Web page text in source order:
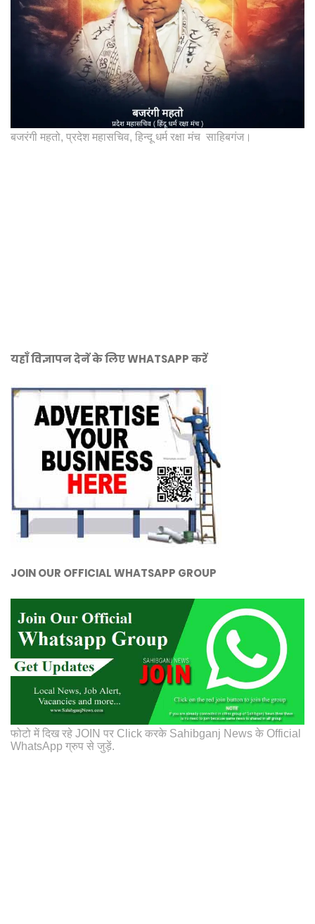
बजरंगी महतो, प्रदेश महासचिव, हिन्दू धर्म रक्षा मंच साहिबगंज।
यहाँ विज्ञापन देनें के लिए WHATSAPP करें
JOIN OUR OFFICIAL WHATSAPP GROUP
फोटो में दिख रहे JOIN पर Click करके Sahibganj News के Official
WhatsApp ग्रुप से जुड़ें.